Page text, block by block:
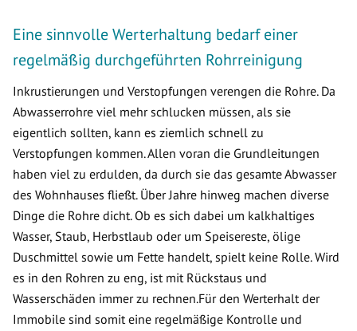
Eine sinnvolle Werterhaltung bedarf einer
regelmäßig durchgeführten Rohrreinigung
Inkrustierungen und Verstopfungen verengen die Rohre. Da
Abwasserrohre viel mehr schlucken müssen, als sie
eigentlich sollten, kann es ziemlich schnell zu
Verstopfungen kommen. Allen voran die Grundleitungen
haben viel zu erdulden, da durch sie das gesamte Abwasser
des Wohnhauses fließt. Über Jahre hinweg machen diverse
Dinge die Rohre dicht. Ob es sich dabei um kalkhaltiges
Wasser, Staub, Herbstlaub oder um Speisereste, ölige
Duschmittel sowie um Fette handelt, spielt keine Rolle. Wird
es in den Rohren zu eng, ist mit Rückstaus und
Wasserschäden immer zu rechnen.Für den Werterhalt der
Immobile sind somit eine regelmäßige Kontrolle und